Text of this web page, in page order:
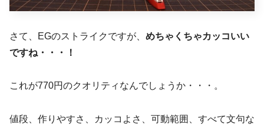
さて、EGのストライクですが、 めちゃくちゃカッコいい
ですね・・・！
これが770円のクオリティなんでしょうか・・・。
値段、作りやすさ、カッコよさ、可動範囲、すべて文句な